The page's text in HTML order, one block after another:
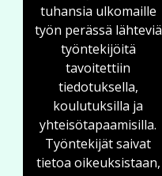
tuhansia ulkomaille
työn perässä lähteviä
työntekijöitä
tavoitettiin
tiedotuksella,
koulutuksilla ja
yhteisötapaamisilla.
Työntekijät saivat
tietoa oikeuksistaan,